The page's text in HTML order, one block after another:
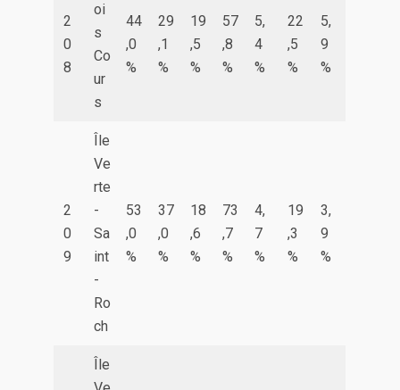
2
0
8
oi
s
Co
ur
s
44
,0
%
29
,1
%
19
,5
%
57
,8
%
5,
4
%
22
,5
%
5,
9
%
2
0
9
Île
Ve
rte
-
Sa
int
-
Ro
ch
53
,0
%
37
,0
%
18
,6
%
73
,7
%
4,
7
%
19
,3
%
3,
9
%
Île